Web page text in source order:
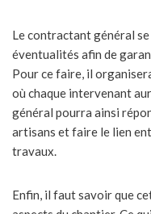
Le contractant général
éventualités afin de
Pour ce faire, il
où chaque intervenant
général pourra ainsi
artisans et faire le lien
travaux.
Enfin, il faut savoir que